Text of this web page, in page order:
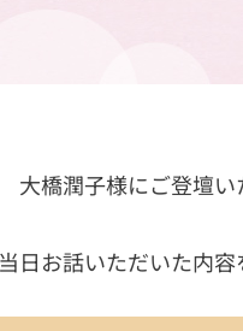
橋潤子様にご登壇い
日お話いただいた内容